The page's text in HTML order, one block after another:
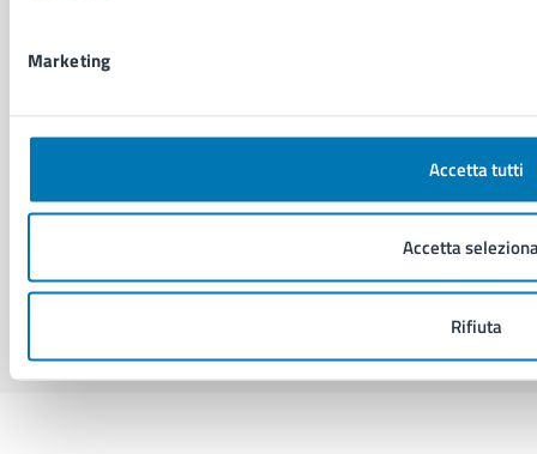
Marketing
Accetta tutti
Accetta
Rifiuta
Segnalazione problemi di accessibilità
Facebook
X YouTubeInstagramLinkedInTelegramWhatsApp
Sito di archivio Crediti Mappa del sito